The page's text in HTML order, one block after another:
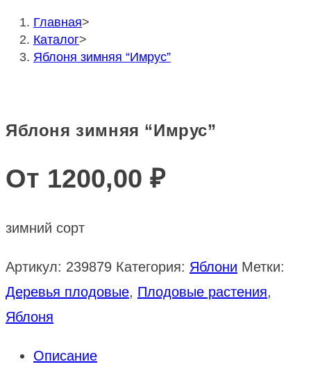
Главная>
Каталог>
Яблоня зимняя “Имрус”
Яблоня зимняя “Имрус”
От 1200,00 ₽
зимний сорт
Артикул: 239879 Категория: Яблони Метки:
Деревья плодовые, Плодовые растения,
Яблоня
Описание